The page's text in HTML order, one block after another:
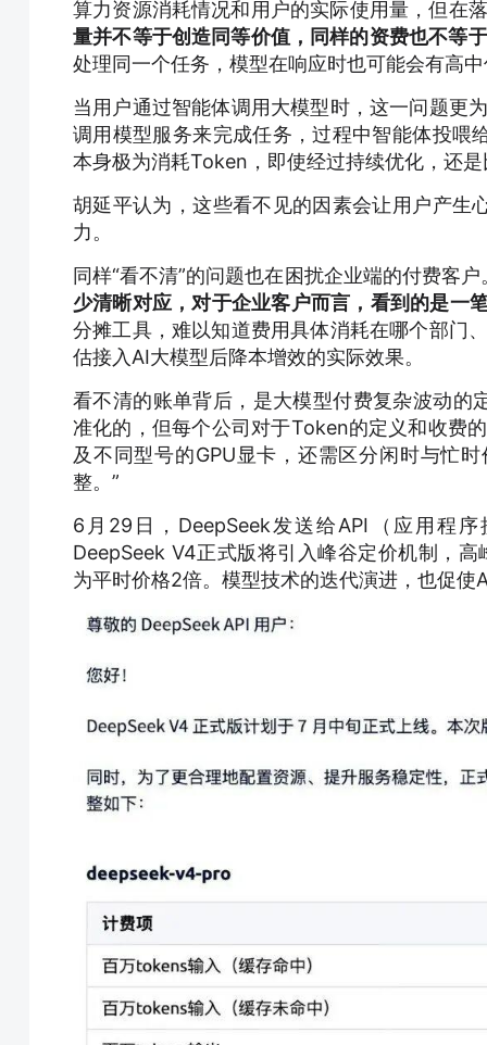
算力资源消耗情况和用户的实际使用量，但在
量并不等于创造同等价值，同样的资费也不等
处理同一个任务，模型在响应时也可能会有高
当用户通过智能体调用大模型时，这一问题更
调用模型服务来完成任务，过程中智能体投喂
本身极为消耗Token，即使经过持续优化，还
胡延平认为，这些看不见的因素会让用户产生
力。
同样“看不清”的问题也在困扰企业端的付费客
少清晰对应，对于企业客户而言，看到的是一
分摊工具，难以知道费用具体消耗在哪个部门
估接入AI大模型后降本增效的实际效果。
看不清的账单背后，是大模型付费复杂波动
准化的，但每个公司对于Token的定义和收费
及不同型号的GPU显卡，还需区分闲时与忙
整。”
6月29日，DeepSeek发送给API（应用程
DeepSeek V4正式版将引入峰谷定价机制，
为平时价格2倍。模型技术的迭代演进，也促使